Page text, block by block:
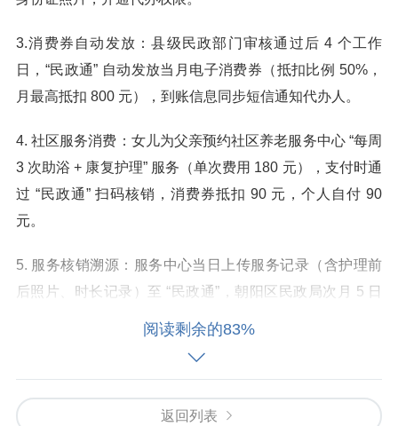
3.消费券自动发放：县级民政部门审核通过后 4 个工作
日，“民政通” 自动发放当月电子消费券（抵扣比例 50%，
月最高抵扣 800 元），到账信息同步短信通知代办人。
4. 社区服务消费：女儿为父亲预约社区养老服务中心 “每周
3 次助浴 + 康复护理” 服务（单次费用 180 元），支付时通
过 “民政通” 扫码核销，消费券抵扣 90 元，个人自付 90
元。
5. 服务核销溯源：服务中心当日上传服务记录（含护理前
后照片、时长记录）至 “民政通”，朝阳区民政局次月 5 日
完成审核，10 日前将补贴资金拨付至服务中心。
示例 2：新增申请人（中度失能）的评
阅读剩余的83%
返回列表